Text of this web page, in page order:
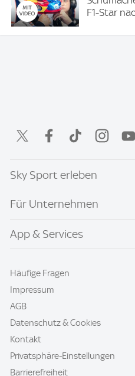
F1-Star
Sky Sport erleben
Für Unternehmen
App & Services
Häufige Fragen
Impressum
AGB
Datenschutz & Cookies
Kontakt
Privatsphäre-Einstellungen
Barrierefreiheit